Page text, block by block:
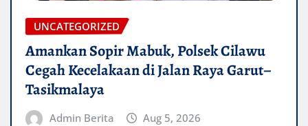
UNCATEGORIZED
Amankan Sopir Mabuk, Polsek Cilawu
Cegah Kecelakaan di Jalan Raya Garut–
Tasikmalaya
Admin Berita Aug 5, 2026